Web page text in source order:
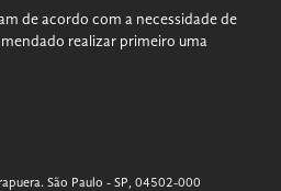
de acordo com a necessidade de
realizar primeiro uma
São Paulo - SP, 04502-000